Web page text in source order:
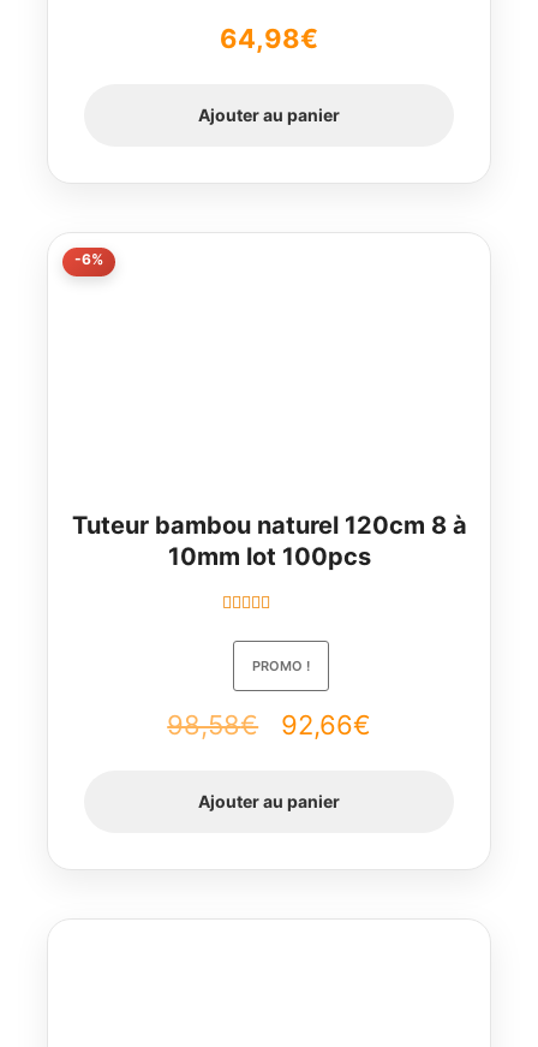
64,98€
Ajouter au panier
-6%
Tuteur bambou naturel 120cm 8 à
10mm lot 100pcs
PROMO !
98,58€
Le
initial
92,66€Le
Ajouter au panier